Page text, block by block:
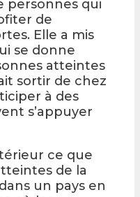
personnes qui
de
Elle a mis
se donne
atteintes
sortir de chez
à des
s’appuyer
ce que
de la
un pays en